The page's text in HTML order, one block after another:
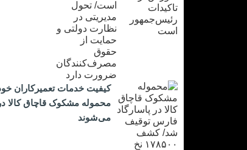
کیفیت خدمات تعمیرکاران
می‌شوند